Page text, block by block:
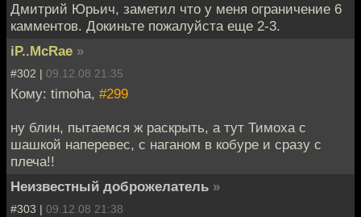
Дмитрий Юрьич, заметил что у меня ограничение 6
камментов. Докиньте пожалуйста еще 2-3.
iP..McRae »
#302 | 09.12.08 21:35
Кому: timoha, #299
ну блин, пытаемся ж раскрыть, а тут Тимоха с
шашкой наперевес, с наганом в кобуре и сразу с
плеча!!
Неизвестный доброжелатель »
#303 | 09.12.08 21:38